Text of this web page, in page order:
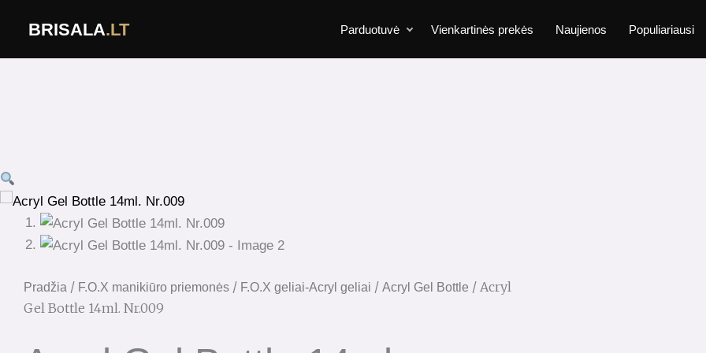
BRISALA.LT Parduotuvė Vienkartinės prekės Naujienos Populiariausi
Pradžia / F.O.X manikiūro priemonės / F.O.X geliai-Acryl geliai / Acryl Gel Bottle / Acryl
Gel Bottle 14ml. Nr.009
Nr.009